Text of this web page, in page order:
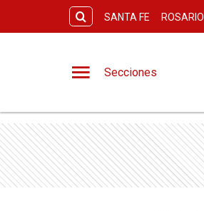
SANTA FE ROSARIO
Secciones